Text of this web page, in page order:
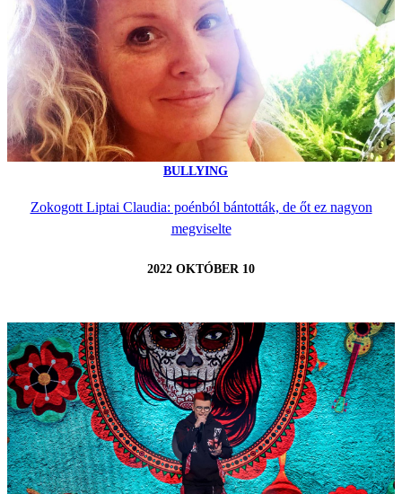
BULLYING
Zokogott Liptai Claudia: poénból bántották, de őt ez nagyon
megviselte
2022 OKTÓBER 10